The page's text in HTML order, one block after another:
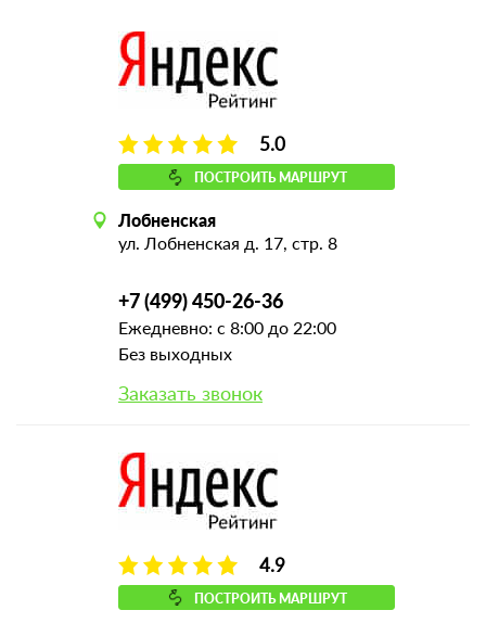
5.0
ПОСТРОИТЬ МАРШРУТ
Лобненская
ул. Лобненская д. 17, стр. 8
+7 (499) 450-26-36
Ежедневно: с 8:00 до 22:00
Без выходных
Заказать звонок
4.9
ПОСТРОИТЬ МАРШРУТ